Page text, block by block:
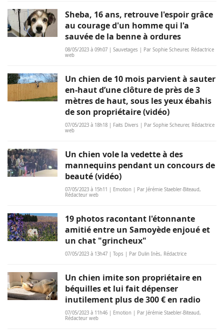
Sheba, 16 ans, retrouve l'espoir grâce
au courage d'un homme qui l'a
sauvée de la benne à ordures
08/05/2023 à 09h07 | Sauvetages | Par Sophie Scheurer, Rédactrice
web
Un chien de 10 mois parvient à sauter
en-haut d’une clôture de près de 3
mètres de haut, sous les yeux ébahis
de son propriétaire (vidéo)
07/05/2023 à 18h18 | Faits Divers | Par Sophie Scheurer, Rédactrice
web
Un chien vole la vedette à des
mannequins pendant un concours de
beauté (vidéo)
07/05/2023 à 15h11 | Emotion | Par Jérémie Staebler-Biteaud,
Rédacteur web
19 photos racontant l'étonnante
amitié entre un Samoyède enjoué et
un chat "grincheux"
07/05/2023 à 13h47 | Tops | Par Dulin Inès, Rédactrice
Un chien imite son propriétaire en
béquilles et lui fait dépenser
inutilement plus de 300 € en radio
07/05/2023 à 11h46 | Emotion | Par Jérémie Staebler-Biteaud,
Rédacteur web